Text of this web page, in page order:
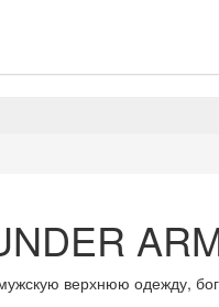
верхнюю одежду,